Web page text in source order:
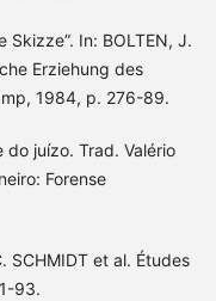
Skizze”. In: BOLTEN, J.
Erziehung des
1984, p. 276-89.
juízo. Trad. Valério
Forense
SCHMIDT et al. Études
93.